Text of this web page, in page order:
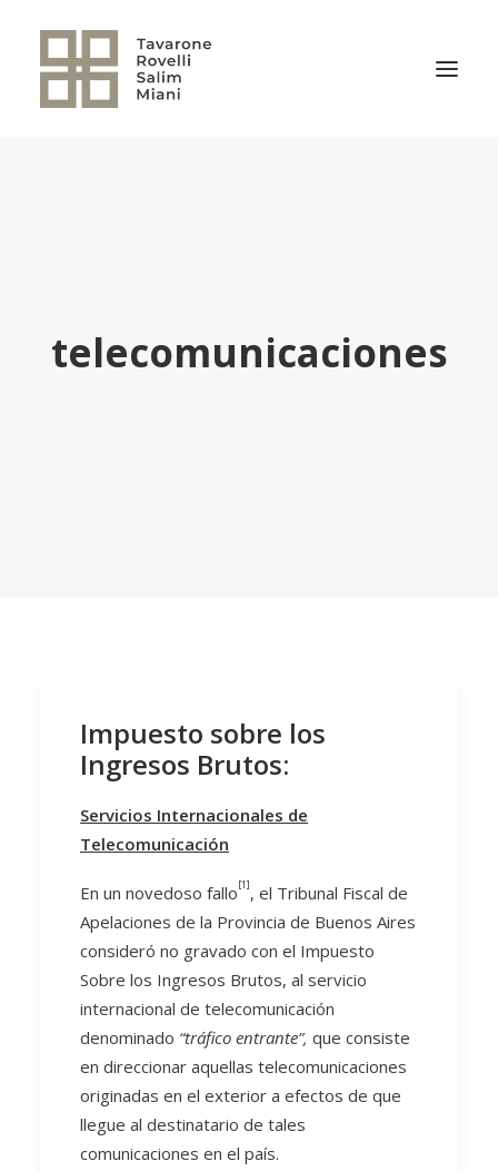
TRANSACCIONES RELEVANTES
telecomunicaciones
Impuesto sobre los
Ingresos Brutos:
Servicios Internacionales de
Telecomunicación
En un novedoso fallo[1], el Tribunal Fiscal de
Apelaciones de la Provincia de Buenos Aires
consideró no gravado con el Impuesto
Sobre los Ingresos Brutos, al servicio
internacional de telecomunicación
denominado “tráfico entrante”, que consiste
en direccionar aquellas telecomunicaciones
originadas en el exterior a efectos de que
llegue al destinatario de tales
comunicaciones en el país.